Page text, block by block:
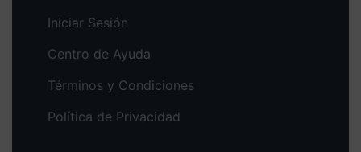
Iniciar Sesión
Centro de Ayuda
Términos y Condiciones
Política de Privacidad